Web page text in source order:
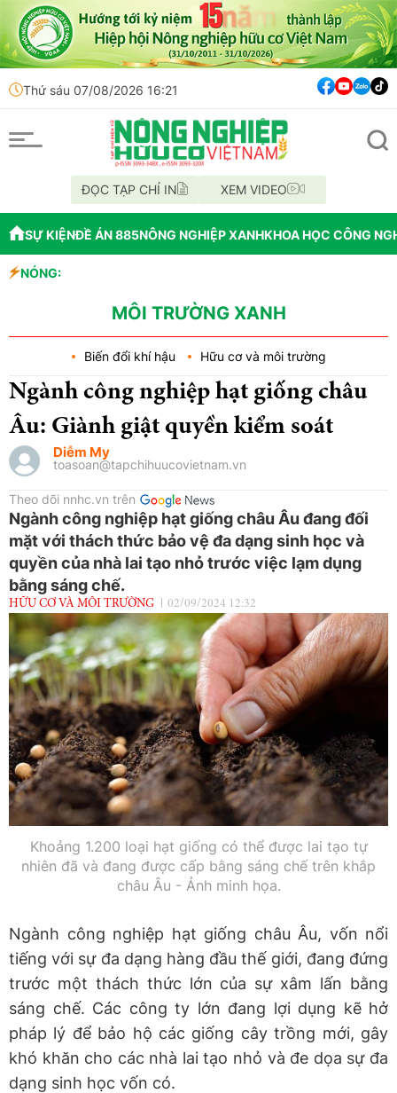
Thứ sáu 07/08/2026 16:21
ĐỌC TẠP CHÍ IN XEM VIDEO
SỰ KIỆNĐỀ ÁN 885NÔNG NGHIỆP XANHKHOA HỌC CÔNG
NÓNG:
MÔI TRƯỜNG XANH
Biến đổi khí hậu Hữu cơ và môi trường
Ngành công nghiệp hạt giống châu
Âu: Giành giật quyền kiểm soát
Diễm My
toasoan@tapchihuucovietnam.vn
Theo dõi nnhc.vn trên
Ngành công nghiệp hạt giống châu Âu đang đối
mặt với thách thức bảo vệ đa dạng sinh học và
quyền của nhà lai tạo nhỏ trước việc lạm dụng
bằng sáng chế.
HỮU CƠ VÀ MÔI TRƯỜNG 02/09/2024 12:32
Khoảng 1.200 loại hạt giống có thể được lai tạo tự
nhiên đã và đang được cấp bằng sáng chế trên khắp
châu Âu - Ảnh minh họa.
Ngành công nghiệp hạt giống châu Âu, vốn nổi
tiếng với sự đa dạng hàng đầu thế giới, đang đứng
trước một thách thức lớn của sự xâm lấn bằng
sáng chế. Các công ty lớn đang lợi dụng kẽ hở
pháp lý để bảo hộ các giống cây trồng mới, gây
khó khăn cho các nhà lai tạo nhỏ và đe dọa sự đa
dạng sinh học vốn có.